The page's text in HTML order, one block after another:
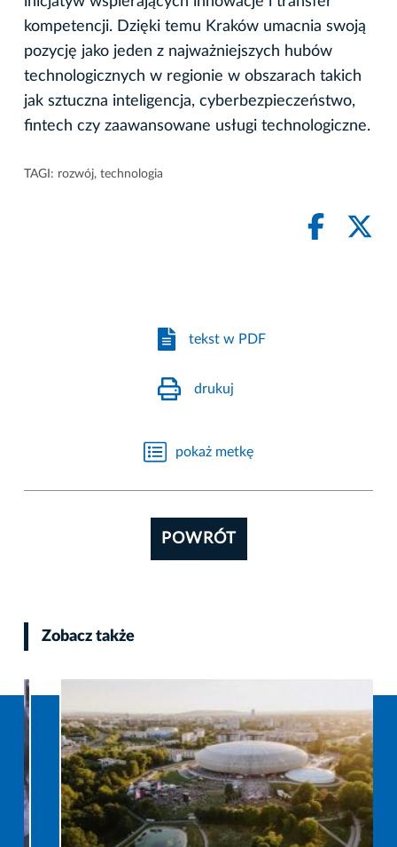
kompetencji. Dzięki temu Kraków umacnia swoją
pozycję jako jeden z najważniejszych hubów
technologicznych w regionie w obszarach takich
jak sztuczna inteligencja, cyberbezpieczeństwo,
fintech czy zaawansowane usługi technologiczne.
TAGI: rozwój, technologia
tekst w PDF
drukuj
pokaż metkę
POWRÓT
Zobacz także